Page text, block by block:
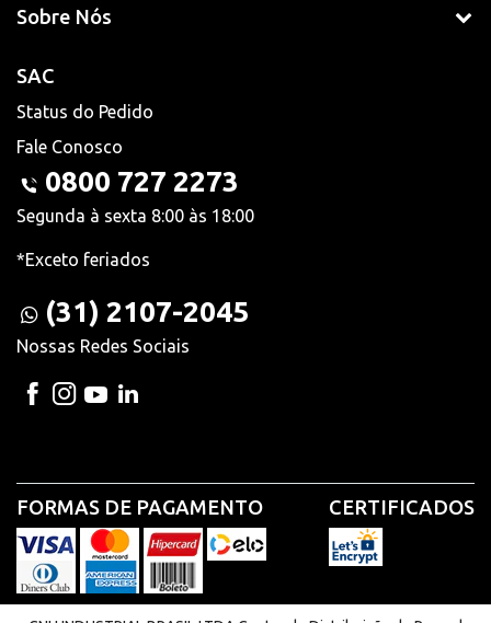
Sobre Nós
SAC
Status do Pedido
Fale Conosco
0800 727 2273
Segunda à sexta 8:00 às 18:00
*Exceto feriados
(31) 2107-2045
Nossas Redes Sociais
FORMAS DE PAGAMENTO CERTIFICADOS